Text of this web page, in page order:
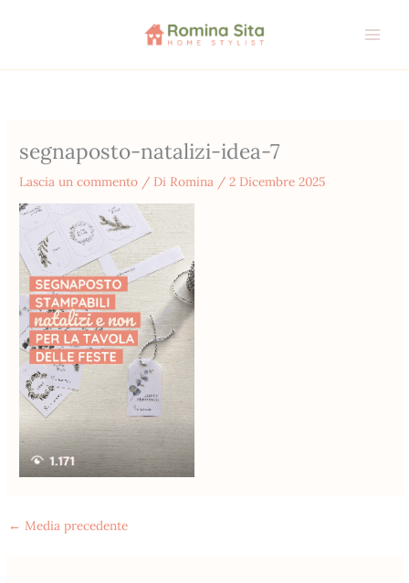
segnaposto-natalizi-idea-7
Lascia un commento / Di Romina /2 Dicembre 2025
← Media precedente